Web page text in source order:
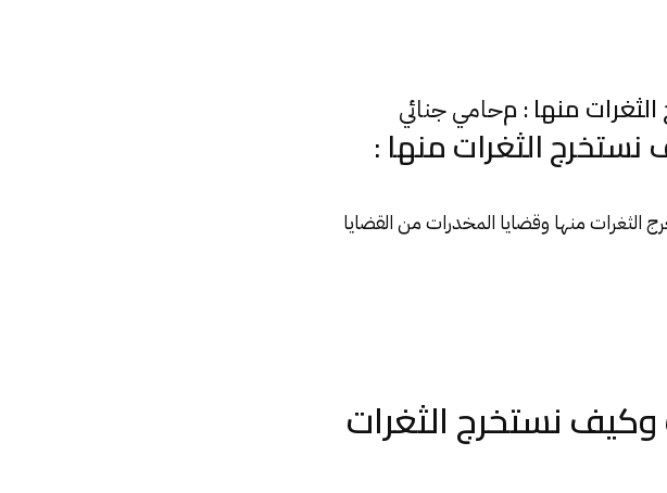
منها : محامي جنائي
الثغرات منها :
الثغرات منها وقضايا المخدراتمن القضايا
نستخرج الثغرات